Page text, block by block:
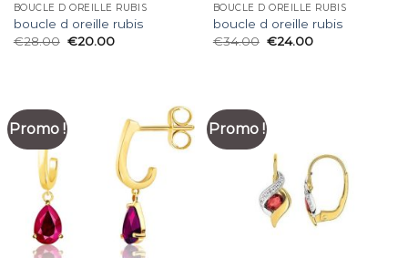
BOUCLE D OREILLE RUBIS
boucle d oreille rubis
€28.00 €20.00
BOUCLE D OREILLE RUBIS
boucle d oreille rubis
€34.00 €24.00
Promo ! Promo !